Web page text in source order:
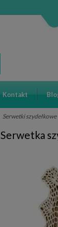
Kontakt
Serwetki szydełkowe
Serwetka